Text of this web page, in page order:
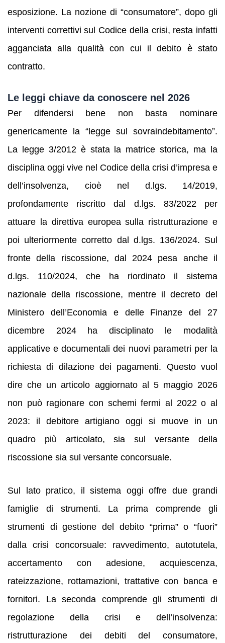
esposizione. La nozione di “consumatore”, dopo gli
interventi correttivi sul Codice della crisi, resta infatti
agganciata alla qualità con cui il debito è stato
contratto.
Le leggi chiave da conoscere nel 2026
Per difendersi bene non basta nominare
genericamente la “legge sul sovraindebitamento”.
La legge 3/2012 è stata la matrice storica, ma la
disciplina oggi vive nel Codice della crisi d’impresa e
dell’insolvenza, cioè nel d.lgs. 14/2019,
profondamente riscritto dal d.lgs. 83/2022 per
attuare la direttiva europea sulla ristrutturazione e
poi ulteriormente corretto dal d.lgs. 136/2024. Sul
fronte della riscossione, dal 2024 pesa anche il
d.lgs. 110/2024, che ha riordinato il sistema
nazionale della riscossione, mentre il decreto del
Ministero dell’Economia e delle Finanze del 27
dicembre 2024 ha disciplinato le modalità
applicative e documentali dei nuovi parametri per la
richiesta di dilazione dei pagamenti. Questo vuol
dire che un articolo aggiornato al 5 maggio 2026
non può ragionare con schemi fermi al 2022 o al
2023: il debitore artigiano oggi si muove in un
quadro più articolato, sia sul versante della
riscossione sia sul versante concorsuale.
Sul lato pratico, il sistema oggi offre due grandi
famiglie di strumenti. La prima comprende gli
strumenti di gestione del debito “prima” o “fuori”
dalla crisi concorsuale: ravvedimento, autotutela,
accertamento con adesione, acquiescenza,
rateizzazione, rottamazioni, trattative con banca e
fornitori. La seconda comprende gli strumenti di
regolazione della crisi e dell’insolvenza:
ristrutturazione dei debiti del consumatore,